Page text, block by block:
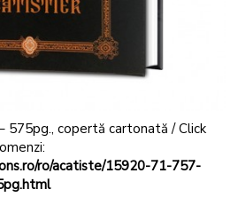
575pg., copertă cartonată / Click
ro/acatiste/15920-71-757-